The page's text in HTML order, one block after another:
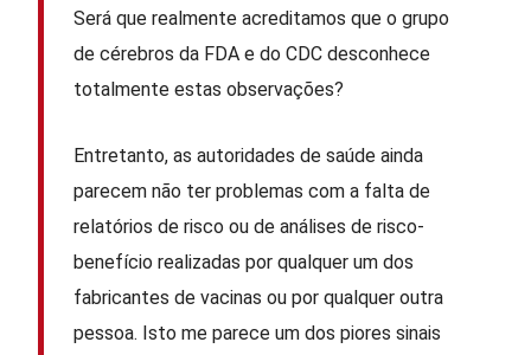
Será que realmente acreditamos que o grupo
de cérebros da FDA e do CDC desconhece
totalmente estas observações?
Entretanto, as autoridades de saúde ainda
parecem não ter problemas com a falta de
relatórios de risco ou de análises de risco-
benefício realizadas por qualquer um dos
fabricantes de vacinas ou por qualquer outra
pessoa. Isto me parece um dos piores sinais